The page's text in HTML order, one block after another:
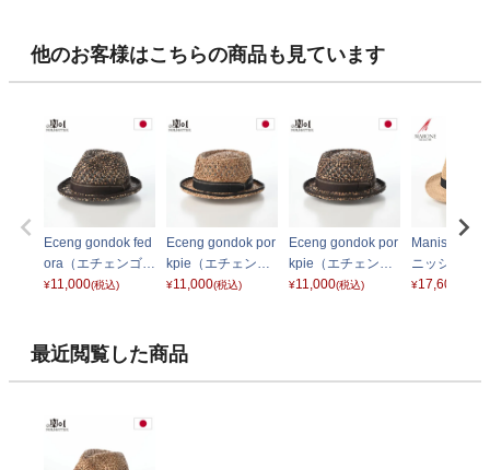
他のお客様はこちらの商品も見ています
Eceng gondok fed
ora（エチェンゴン
ドック フェドラ）
¥11,000(税込)
Eceng gondok por
kpie（エチェンゴ
ンドック ポークパ
¥11,000(税込)
Eceng gondok por
kpie（エチェンゴ
ンドック ポークパ
¥11,000(税込)
Manish
ニッシュ ラ
ア） 84164
¥17,600
最近閲覧した商品